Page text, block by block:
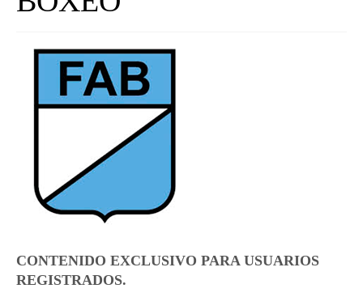
UNIVERSO CAD
NOTICIAS
CAD MEDIA
CAD FEDERAL
CONTENIDO EXCLUSIVO PARA USUARIOS
REGISTRADOS.